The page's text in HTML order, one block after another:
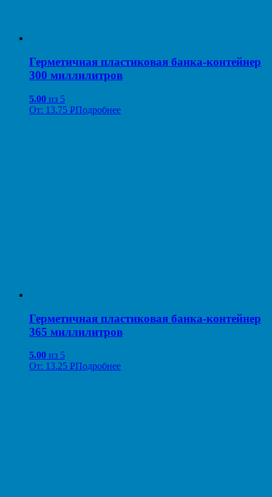
Герметичная пластиковая банка-контейнер
300 миллилитров
5.00 из 5
От: 13.75 РПодробнее
Герметичная пластиковая банка-контейнер
365 миллилитров
5.00 из 5
От: 13.25 РПодробнее